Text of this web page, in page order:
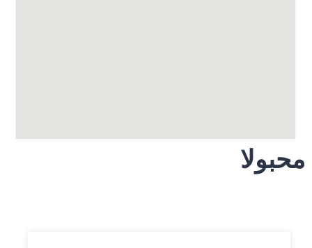
محبولا